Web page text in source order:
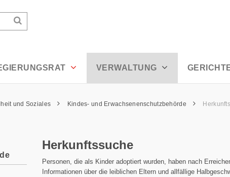
Suchen
VERWALTUNG
und Soziales Kindes- und Erwachsenenschutzbehörde
Herkunftssuche
Personen, die als Kinder adoptiert wurden, haben nach
Informationen über die leiblichen Eltern und allfällige